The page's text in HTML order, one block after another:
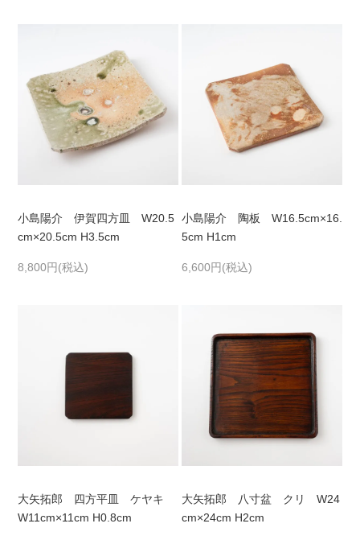
小島陽介 伊賀四方皿 W20.5
cm×20.5cm H3.5cm
8,800円(税込)
小島陽介 陶板 W16.5cm×16.
5cm H1cm
6,600円(税込)
大矢拓郎 四方平皿 ケヤキ
W11cm×11cm H0.8cm
大矢拓郎 八寸盆 クリ W24
cm×24cm H2cm